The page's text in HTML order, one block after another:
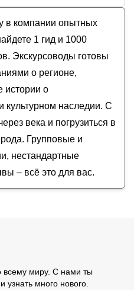
до 10 700 RUB
в компании опытных
1 гид и 1000
Экскурсоводы готовы
о регионе,
истории о
культурном наследии. С
века и погрузиться в
Групповые и
нестандартные
– всё это для вас.
всему миру. С нами ты
много нового.